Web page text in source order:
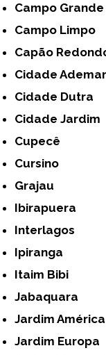
Campo Grande
Campo Limpo
Capão
Cidade Ademar
Cidade Dutra
Cidade Jardim
Cupecê
Cursino
Grajau
Ibirapuera
Interlagos
Ipiranga
Itaim Bibi
Jabaquara
Jardim América
Jardim Europa